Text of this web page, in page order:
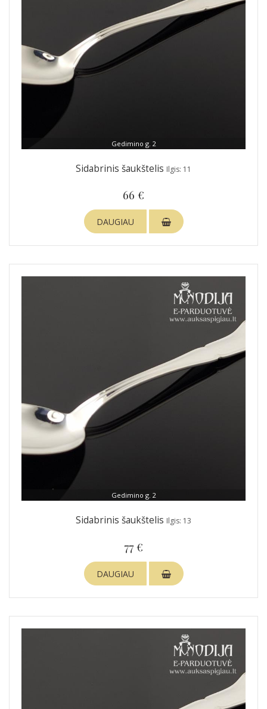
Gedimino g. 2
Sidabrinis šaukštelis Ilgis: 11
66 €
DAUGIAU
Gedimino g. 2
Sidabrinis šaukštelis Ilgis: 13
77 €
DAUGIAU